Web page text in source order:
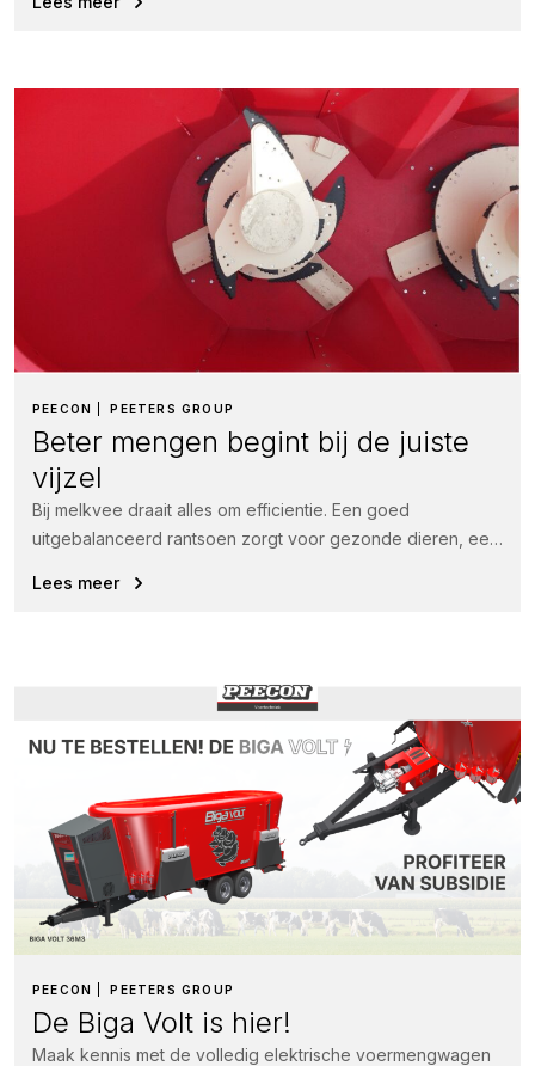
PEECON PEETERS GROUP
Beter mengen begint bij de juiste
vijzel
Bij melkvee draait alles om efficientie. Een goed
uitgebalanceerd rantsoen zorgt voor gezonde dieren, een
Lees meer
PEECON PEETERS GROUP
De Biga Volt is hier!
Maak kennis met de volledig elektrische voermengwagen